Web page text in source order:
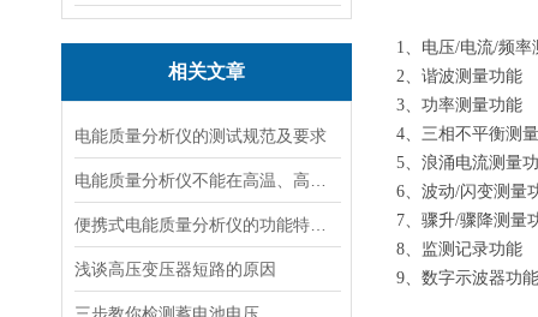
相关文章
电能质量分析仪的测试规范及要求
浅谈高压变压器短路的原因
1、电压/电流/频率
2、谐波测量功能
3、功率测量功能
4、三相不平衡测
5、浪涌电流测量
6、波动/闪变测量
7、骤升/骤降测量
8、监测记录功能
9、数字示波器功能